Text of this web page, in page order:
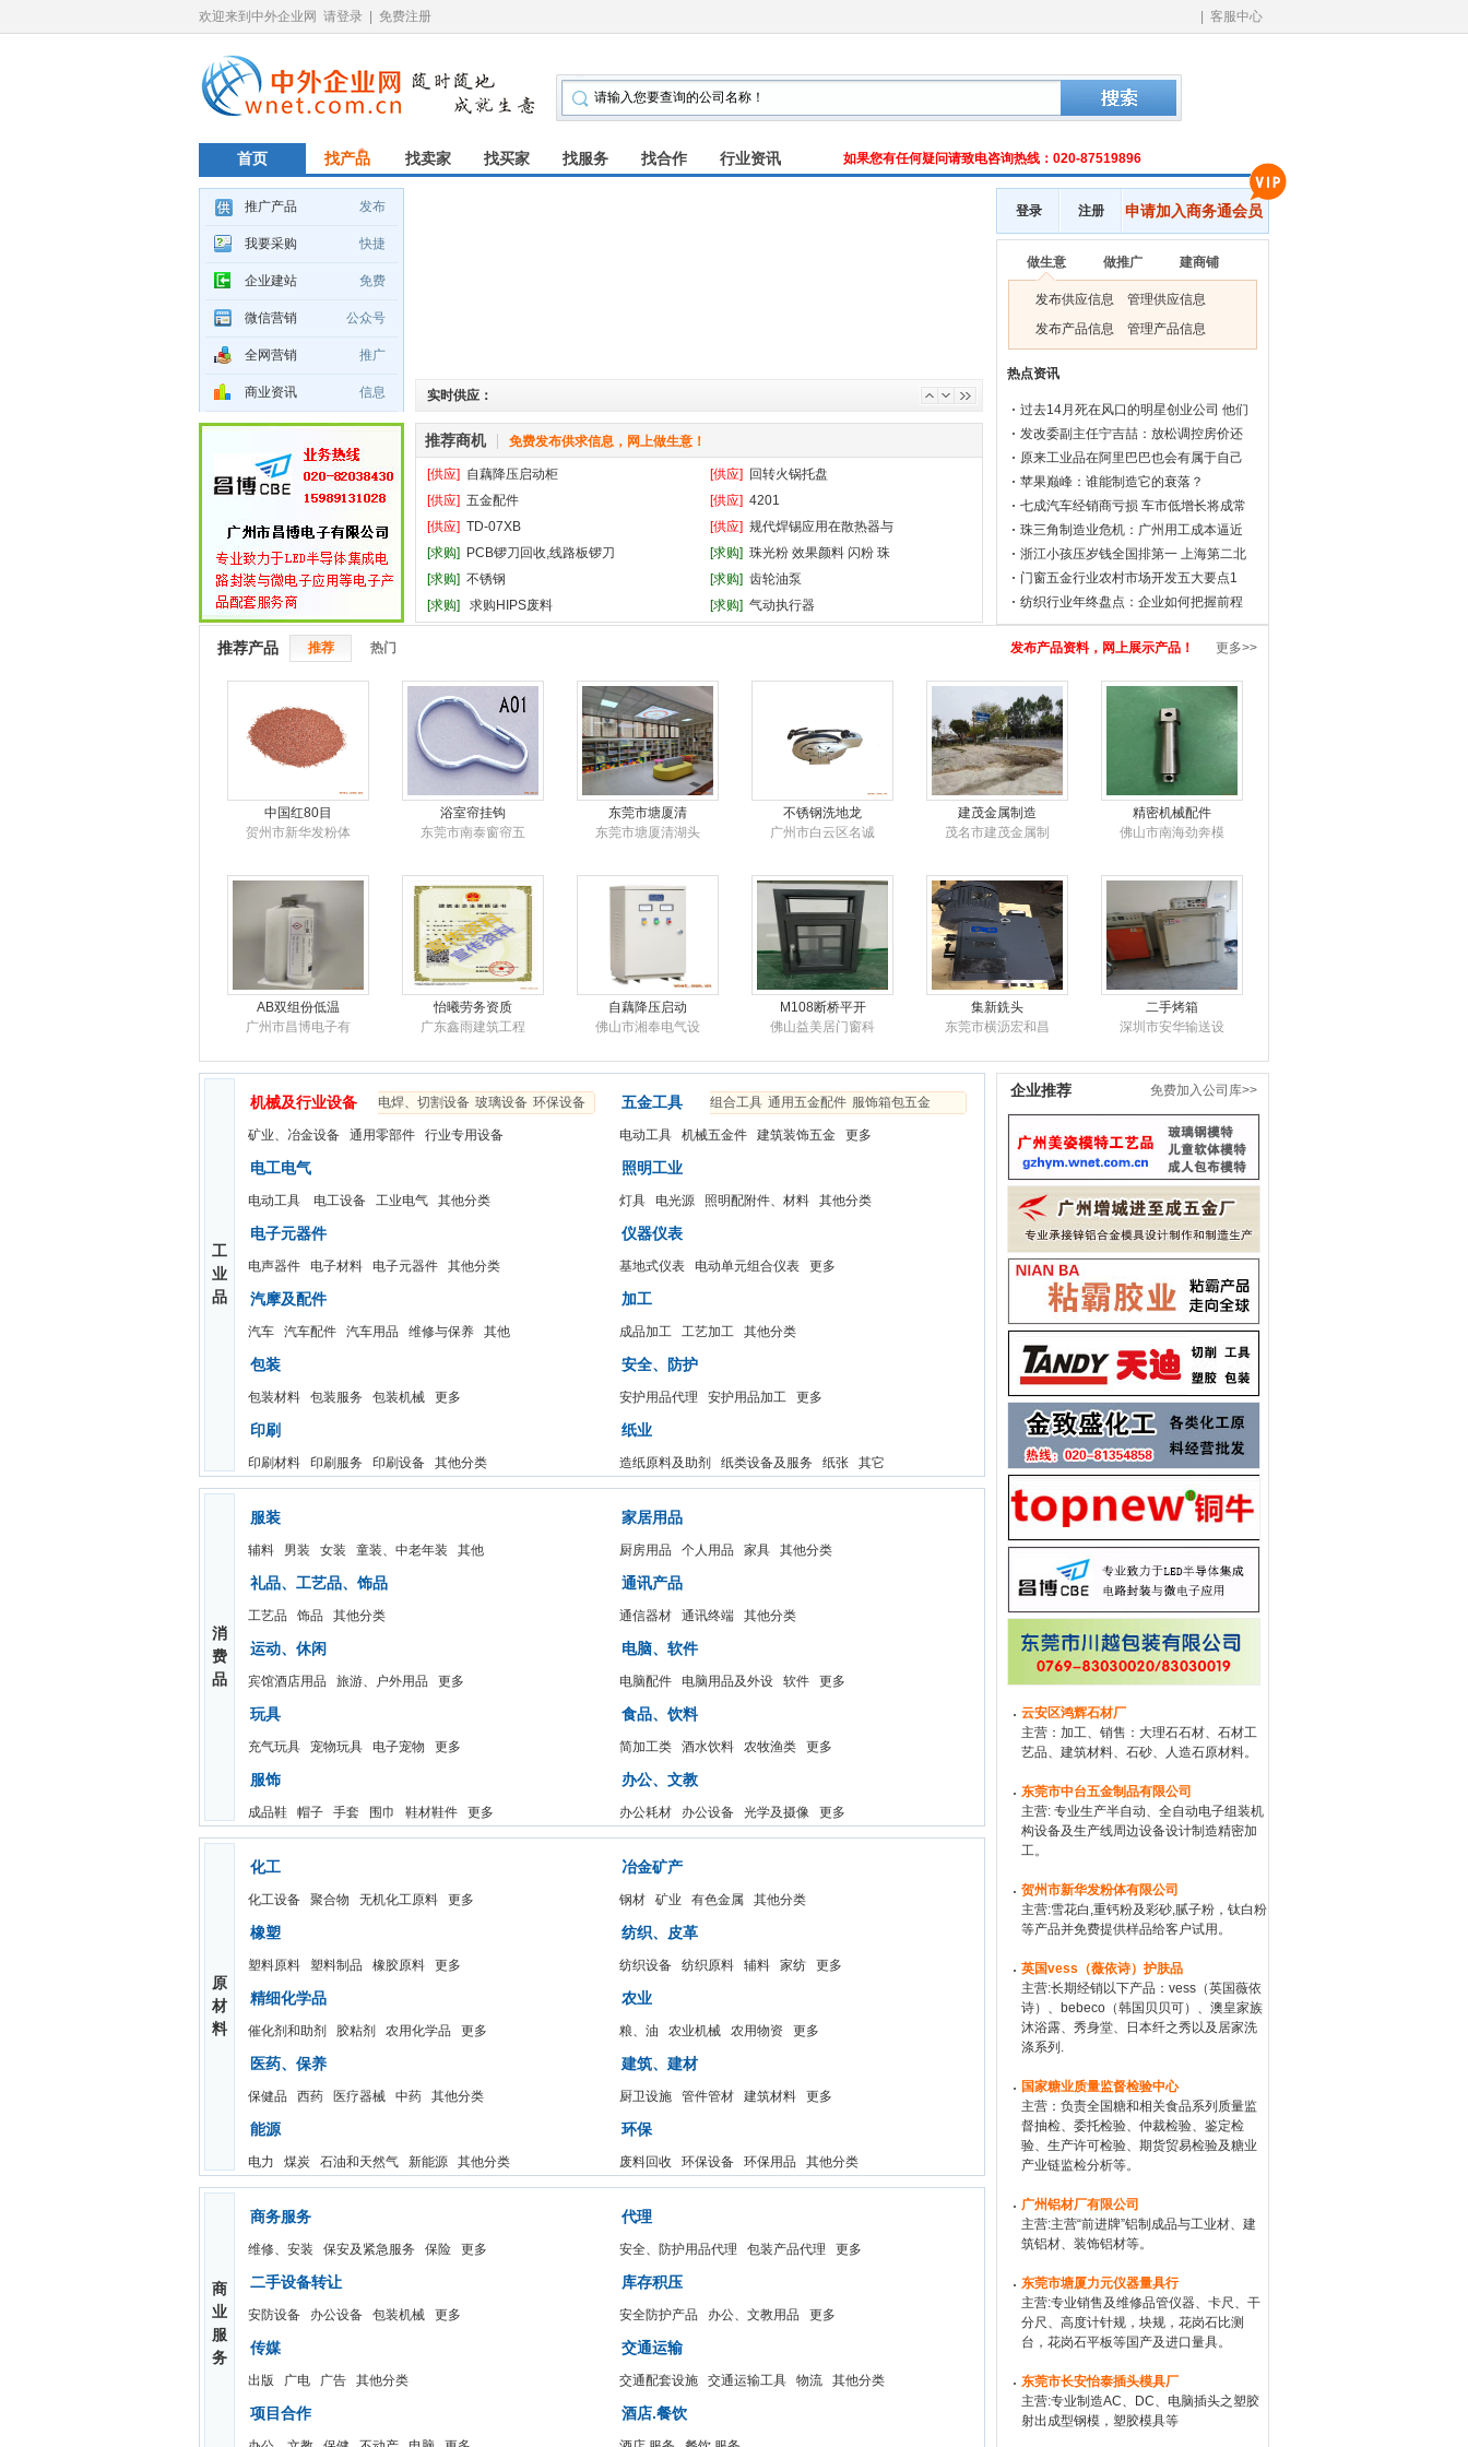
客服中心
欢迎来到中外企业网 请登录 免费注册
如果您有任何疑问请致电咨询热线：020-87519896
首页 找产品 找卖家 找买家 找服务 找合作 行业资讯
推广产品 发布
我要采购 快捷
企业建站 免费
微信营销 公众号
全网营销 推广
商业资讯 信息 实时供应：
推荐商机 免费发布供求信息，网上做生意！
[供应] 自藕降压启动柜 [供应]
回转火锅托盘
[供应] 五金配件 [供应] 4201
[供应] TD-07XB [供应] 规代焊锡应用在散热器与
[求购]
PCB锣刀回收,线路板锣刀 [求购] 珠光粉 效果颜料 闪粉 珠
[求购] 不锈钢 [求购] 齿轮油泵
[求购]
求购HIPS废料 [求购] 气动执行器
登录 注册 申请加入商务通会员
做生意 做推广 建商铺
发布供应信息
管理供应信息
发布产品信息
管理产品信息
热点资讯
过去14月死在风口的明星创业公司 他们
发改委副主任宁吉喆：放松调控房价还
原来工业品在阿里巴巴也会有属于自己
苹果巅峰：谁能制造它的衰落？
七成汽车经销商亏损 车市低增长将成常
珠三角制造业危机：广州用工成本逼近
浙江小孩压岁钱全国排第一 上海第二北
门窗五金行业农村市场开发五大要点1
纺织行业年终盘点：企业如何把握前程
发布产品资料，网上展示产品！ 更多>>
推荐产品 推荐 热门
中国红80目
贺州市新华发粉体
浴室帘挂钩
东莞市南泰窗帘五
东莞市塘厦清
东莞市塘厦清湖头
不锈钢洗地龙
广州市白云区名诚
建茂金属制造
茂名市建茂金属制
精密机械配件
佛山市南海劲奔模
AB双组份低温
广州市昌博电子有
怡曦劳务资质
广东鑫雨建筑工程
自藕降压启动
佛山市湘奉电气设
M108断桥平开
佛山益美居门窗科
集新銑头
东莞市横沥宏和昌
二手烤箱
深圳市安华输送设
高价回收手机
东莞炜达再生资源
新能源汽车接
5001
盆景
td-25xa
深圳群达电子有限
CCC国家强制产
深圳市华能电力设
工
业
品
机械及行业设备 电焊、切割设备 玻璃设备 环保设备
矿业、冶金设备 通用零部件 行业专用设备
五金工具 组合工具 通用五金配件 服饰箱包五金
电动工具 机械五金件 建筑装饰五金 更多
电工电气
电动工具 电工设备 工业电气 其他分类
照明工业
灯具 电光源 照明配附件、材料 其他分类
电子元器件
电声器件 电子材料 电子元器件 其他分类
仪器仪表
基地式仪表 电动单元组合仪表 更多
汽摩及配件
汽车 汽车配件 汽车用品 维修与保养 其他
加工
成品加工 工艺加工 其他分类
包装
包装材料 包装服务 包装机械 更多
安全、防护
安护用品代理 安护用品加工 更多
印刷
印刷材料 印刷服务 印刷设备 其他分类
纸业
造纸原料及助剂 纸类设备及服务 纸张 其它
消
费
品
服装
辅料 男装 女装 童装、中老年装 其他
家居用品
厨房用品 个人用品 家具 其他分类
礼品、工艺品、饰品
工艺品 饰品 其他分类
通讯产品
通信器材 通讯终端 其他分类
运动、休闲
宾馆酒店用品 旅游、户外用品 更多
电脑、软件
电脑配件 电脑用品及外设 软件 更多
玩具
充气玩具 宠物玩具 电子宠物 更多
食品、饮料
简加工类 酒水饮料 农牧渔类 更多
服饰
成品鞋 帽子 手套 围巾 鞋材鞋件 更多
办公、文教
办公耗材 办公设备 光学及摄像 更多
原
材
料
化工
化工设备 聚合物 无机化工原料 更多
冶金矿产
钢材 矿业 有色金属 其他分类
橡塑
塑料原料 塑料制品 橡胶原料 更多
纺织、皮革
纺织设备 纺织原料 辅料 家纺 更多
精细化学品
催化剂和助剂 胶粘剂 农用化学品 更多
农业
粮、油 农业机械 农用物资 更多
医药、保养
保健品 西药 医疗器械 中药 其他分类
建筑、建材
厨卫设施 管件管材 建筑材料 更多
能源
电力 煤炭 石油和天然气 新能源 其他分类
环保
废料回收 环保设备 环保用品 其他分类
商
业
服
务
商务服务
维修、安装 保安及紧急服务 保险 更多
代理
安全、防护用品代理 包装产品代理 更多
二手设备转让
安防设备 办公设备 包装机械 更多
库存积压
安全防护产品 办公、文教用品 更多
传媒
出版 广电 广告 其他分类
交通运输
交通配套设施 交通运输工具 物流 其他分类
项目合作 酒店.餐饮
企业推荐 免费加入公司库>>
云安区鸿辉石材厂
主营：加工、销售：大理石石材、石材工
艺品、建筑材料、石砂、人造石原材料。
东莞市中台五金制品有限公司
主营: 专业生产半自动、全自动电子组装机
构设备及生产线周边设备设计制造精密加
工。
贺州市新华发粉体有限公司
主营:雪花白,重钙粉及彩砂,腻子粉，钛白粉
等产品并免费提供样品给客户试用。
英国vess（薇依诗）护肤品
主营:长期经销以下产品：vess（英国薇依
诗）、bebeco（韩国贝贝可）、澳皇家族
沐浴露、秀身堂、日本纤之秀以及居家洗
涤系列.
国家糖业质量监督检验中心
主营：负责全国糖和相关食品系列质量监
督抽检、委托检验、仲裁检验、鉴定检
验、生产许可检验、期货贸易检验及糖业
产业链监检分析等。
广州铝材厂有限公司
主营:主营“前进牌”铝制成品与工业材、建
筑铝材、装饰铝材等。
东莞市塘厦力元仪器量具行
主营:专业销售及维修品管仪器、卡尺、干
分尺、高度计针规，块规，花岗石比测
台，花岗石平板等国产及进口量具。
东莞市长安怡泰插头模具厂
主营:专业制造AC、DC、电脑插头之塑胶
射出成型钢模，塑胶模具等